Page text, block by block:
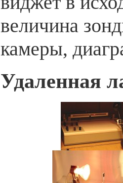
величина
камеры,
Удаленная